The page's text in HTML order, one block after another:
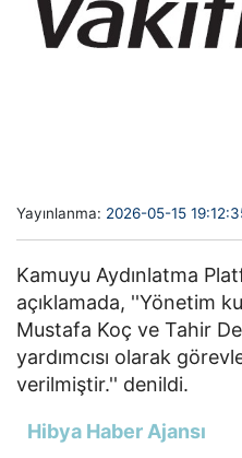
Yayınlanma: 2026-05-15
Kamuyu Aydınlatma
açıklamada, ''Yönetim
Mustafa Koç ve Tahir
yardımcısı olarak
verilmiştir.'' denildi.
Hibya Haber Ajansı